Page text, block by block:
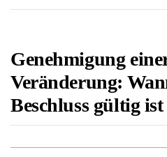
Genehmigung
Veränderung:
Beschluss gültig ist